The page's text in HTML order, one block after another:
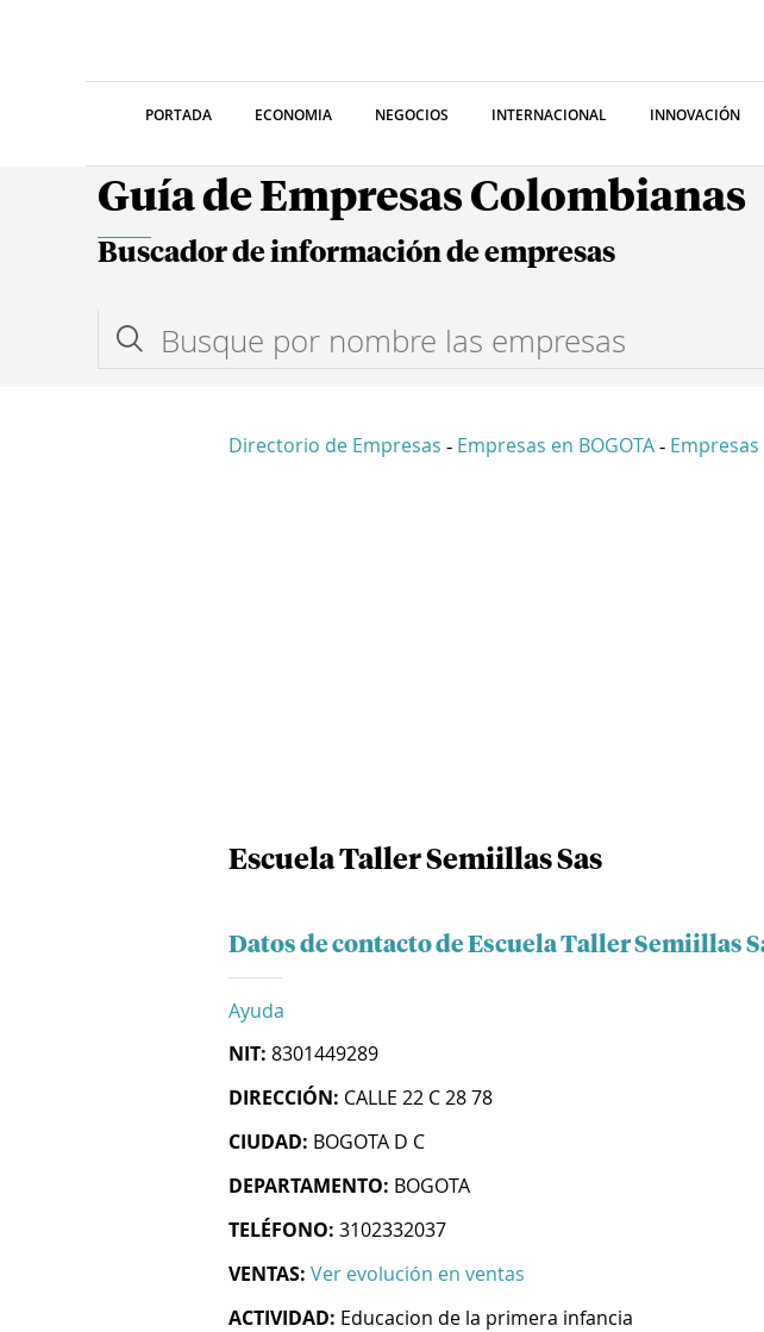
PORTADA ECONOMIA NEGOCIOS INTERNACIONAL INNOVACIÓN
Guía de Empresas Colombianas
Buscador de información de empresas
Directorio de Empresas - Empresas en BOGOTA - Empresas
Escuela Taller Semiillas Sas
Datos de contacto de Escuela Taller Semiillas
Ayuda
NIT: 8301449289
DIRECCIÓN: CALLE 22 C 28 78
CIUDAD: BOGOTA D C
DEPARTAMENTO: BOGOTA
TELÉFONO: 3102332037
VENTAS: Ver evolución en ventas
ACTIVIDAD: Educacion de la primera infancia